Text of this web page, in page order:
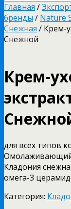
Главная /
бренды / Nature
Снежная / Крем-
Снежной
Крем-
для всех типов
Кладония
омега-3
Категория: